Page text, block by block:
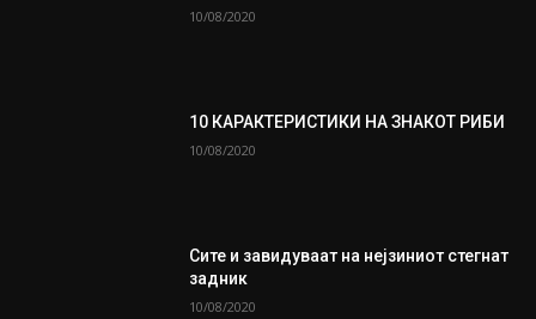
10/08/2020
10 КАРАКТЕРИСТИКИ НА ЗНАКОТ РИБИ
10/08/2020
Сите и завидуваат на нејзиниот стегнат
задник
10/08/2020